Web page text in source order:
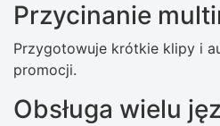
Przycinanie
Przygotowuje krótkie klipy i
promocji.
Obsługa wielu